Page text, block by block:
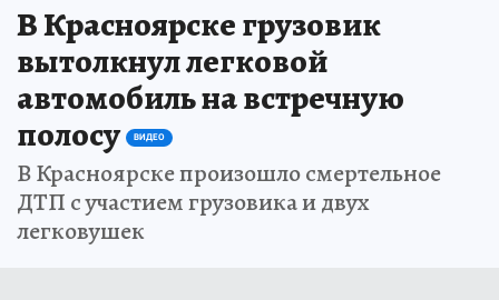
В Красноярске грузовик
вытолкнул легковой
автомобиль на встречную
полосу
ВИДЕО
В Красноярске произошло смертельное
ДТП с участием грузовика и двух
легковушек